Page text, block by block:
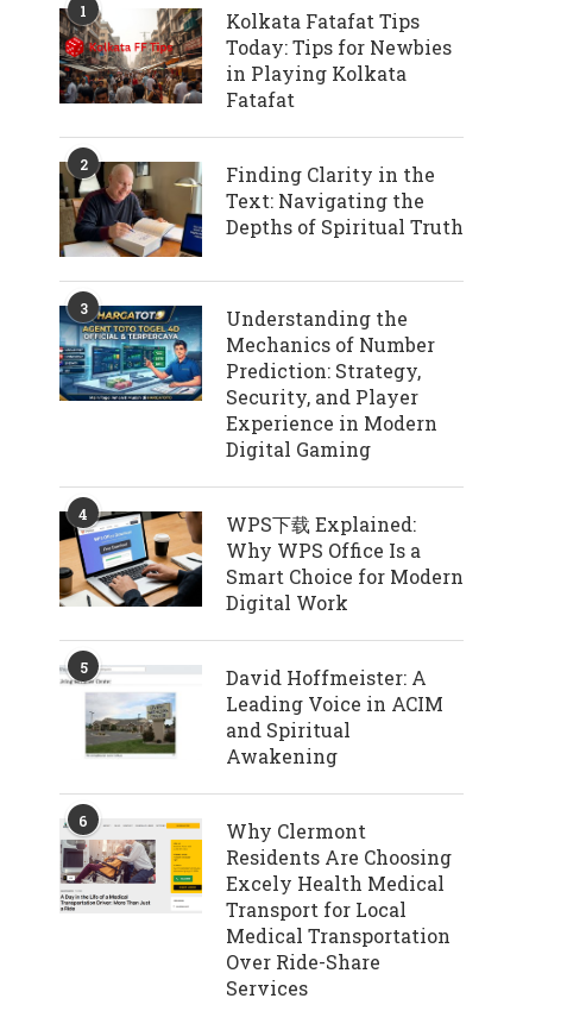
1
Kolkata Fatafat Tips
Today: Tips for Newbies
in Playing Kolkata
Fatafat
2
Finding Clarity in the
Text: Navigating the
Depths of Spiritual Truth
3
Understanding the
Mechanics of Number
Prediction: Strategy,
Security, and Player
Experience in Modern
Digital Gaming
4
WPS下载 Explained:
Why WPS Office Is a
Smart Choice for Modern
Digital Work
5
David Hoffmeister: A
Leading Voice in ACIM
and Spiritual
Awakening
6
Why Clermont
Residents Are Choosing
Excely Health Medical
Transport for Local
Medical Transportation
Over Ride-Share
Services